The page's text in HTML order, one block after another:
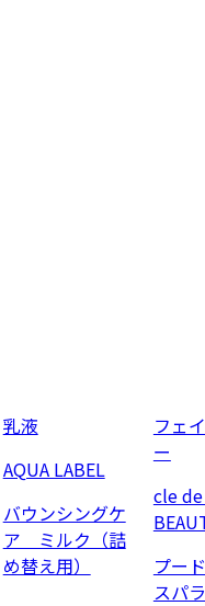
乳液
AQUA LABEL
バウンシングケ
ア ミルク（詰
め替え用）
フェ
ー
cle
プー
スパ